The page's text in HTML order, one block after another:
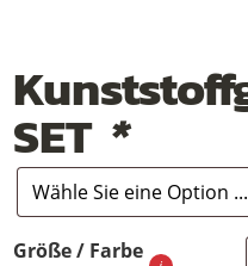
SET *
Größe / Farbe